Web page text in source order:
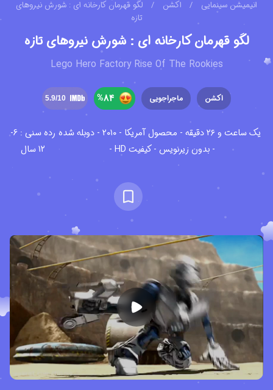
انیمیشن سینمایی / اکشن /
لگو قهرمان کارخانه ای : شورش نیروهای
تازه
لگو قهرمان کارخانه ای : شورش نیروهای تازه
Lego Hero Factory Rise Of The Rookies
اکشن ماجراجویی 84
%
5.9/10
یک ساعت و ۲۶ دقیقه - محصول آمریکا - ۲۰۱۰ - دوبله شده
- بدون زیرنویس - کیفیت HD -
رده سنی : 6-
12 سال